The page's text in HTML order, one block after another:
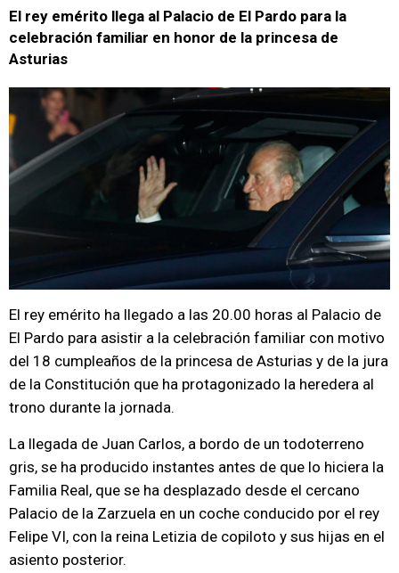
El rey emérito llega al Palacio de El Pardo para la
celebración familiar en honor de la princesa de
Asturias
El rey emérito ha llegado a las 20.00 horas al Palacio de
El Pardo para asistir a la celebración familiar con motivo
del 18 cumpleaños de la princesa de Asturias y de la jura
de la Constitución que ha protagonizado la heredera al
trono durante la jornada.
La llegada de Juan Carlos, a bordo de un todoterreno
gris, se ha producido instantes antes de que lo hiciera la
Familia Real, que se ha desplazado desde el cercano
Palacio de la Zarzuela en un coche conducido por el rey
Felipe VI, con la reina Letizia de copiloto y sus hijas en el
asiento posterior.